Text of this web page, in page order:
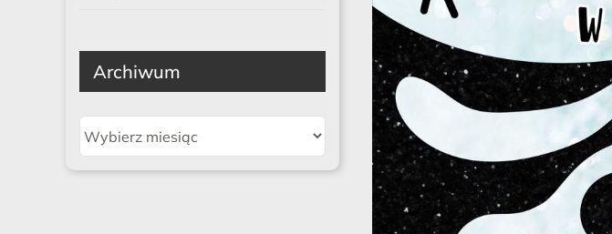
Archiwum
Archiwum